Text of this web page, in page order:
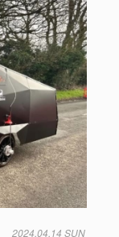
2024.04.14 SUN